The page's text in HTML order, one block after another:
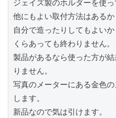
ジェイズ製のホルダーを使っ
他にもよい取付方法はあるか
自分で造ったりしてもよい
くらあっても終わりません。
製品があるなら使った方が
りません。
写真のメーターにある金色
します。
新品なので気は引けます。